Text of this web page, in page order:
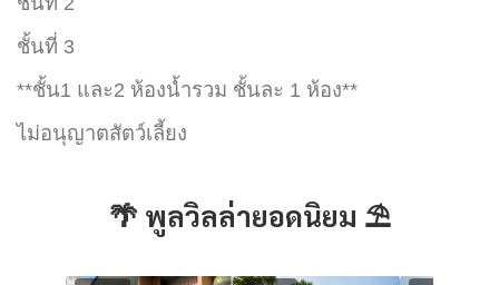
ชั้นที่ 3
**ชั้น1 และ2 ห้องน้ำรวม ชั้นละ 1 ห้อง**
ไม่อนุญาตสัตว์เลี้ยง
🌴 พูลวิลล่ายอดนิยม ⛱️